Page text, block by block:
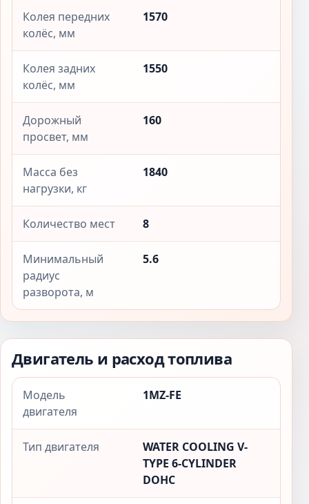
Колея передних
колёс, мм
1570
Колея задних
колёс, мм
1550
Дорожный
просвет, мм
160
Масса без
нагрузки, кг
1840
Количество мест 8
Минимальный
радиус
разворота, м
5.6
Двигатель и расход топлива
Модель
двигателя
1MZ-FE
Тип двигателя
WATER COOLING V-
TYPE 6-CYLINDER
DOHC